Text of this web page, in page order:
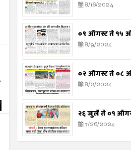
8/16/2024
०९ ऑगस्ट ते १५
8/9/2024
०२ ऑगस्ट ते ०८
8/2/2024
२६ जुलै ते ०१
7/26/2024